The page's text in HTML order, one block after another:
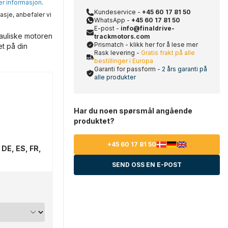
informasjon.
anbefaler vi
motoren
på din
ES, FR,
Kundeservice - +45 60 17 81 50
WhatsApp - +45 60 17 81 50
E-post - info@finaldrive-
trackmotors.com
Prismatch - klikk her for å lese mer
Rask levering - Gratis frakt på alle
bestillinger i Europa
Garanti for passform - 2 års garanti på
alle produkter
Har du noen spørsmål angående
produktet?
+45 60 17 81 50
SEND OSS EN E-POST